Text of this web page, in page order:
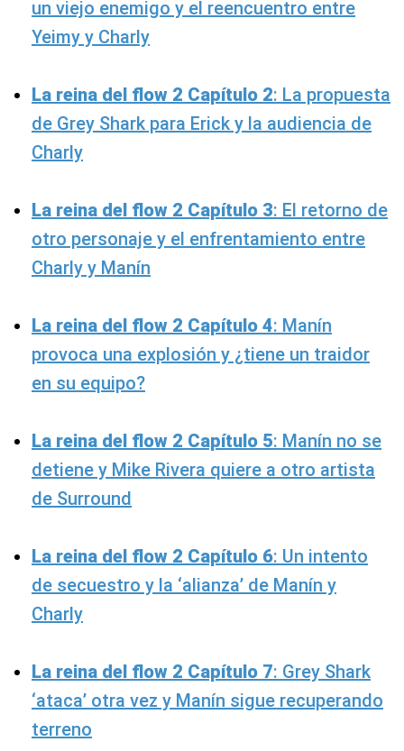
un viejo enemigo y el reencuentro entre
Yeimy y Charly
La reina del flow 2 Capítulo 2: La propuesta
de Grey Shark para Erick y la audiencia de
Charly
La reina del flow 2 Capítulo 3: El retorno de
otro personaje y el enfrentamiento entre
Charly y Manín
La reina del flow 2 Capítulo 4: Manín
provoca una explosión y ¿tiene un traidor
en su equipo?
La reina del flow 2 Capítulo 5: Manín no se
detiene y Mike Rivera quiere a otro artista
de Surround
La reina del flow 2 Capítulo 6: Un intento
de secuestro y la ‘alianza’ de Manín y
Charly
La reina del flow 2 Capítulo 7: Grey Shark
‘ataca’ otra vez y Manín sigue recuperando
terreno